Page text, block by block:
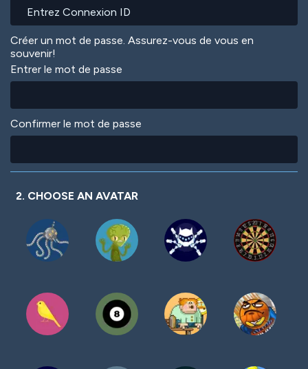
Créer un mot de passe. Assurez-vous de vous en
souvenir!
Entrer le mot de passe
Confirmer le mot de passe
2. CHOOSE AN AVATAR